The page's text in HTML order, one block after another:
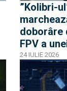
”Kolibri-
doborâre
FPV a
rusești la
de metri
24 IULIE 2026